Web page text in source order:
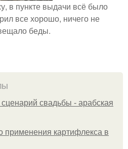
в пункте выдачи всё было
все хорошо, ничего не
беды.
свадьбы - арабская
применения картифлекса в